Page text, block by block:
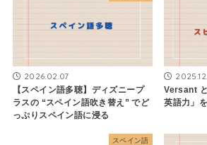
2026.02.07
【スペイン語多聴】ディズニープ
ラスの “スペイン語吹き替え” でど
っぷりスペイン語に浸る
Versant
英語力」
スペイン語